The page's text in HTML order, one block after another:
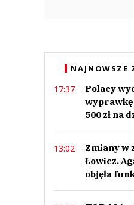
NAJNOWSZE
17:37
Polacy
wyprawkę
500 zł na
13:02
Zmiany w
Łowicz.
objęła